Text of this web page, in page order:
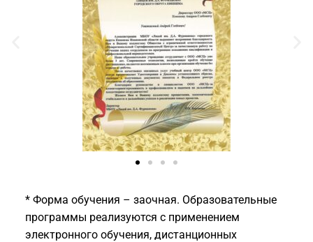
* Форма обучения – заочная. Образовательные
программы реализуются с применением
электронного обучения, дистанционных